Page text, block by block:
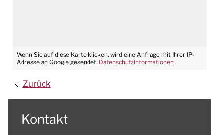
Wenn Sie auf diese Karte klicken, wird eine Anfrage mit Ihrer IP-
Adresse an Google gesendet. Datenschutzinformationen
Zurück
Kontakt